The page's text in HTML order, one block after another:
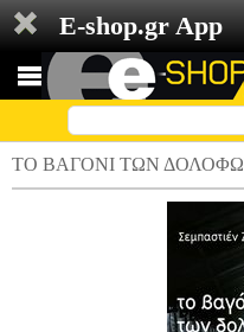
E-shop.gr App
ΤΟ ΒΑΓΟΝΙ ΤΩΝ